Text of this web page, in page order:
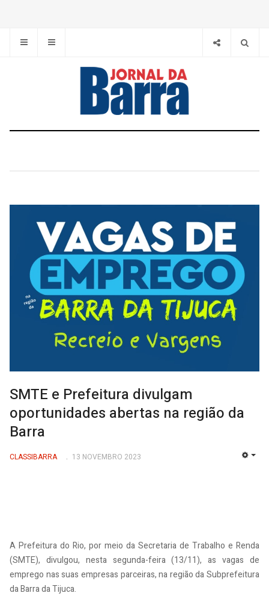
SMTE e Prefeitura divulgam
oportunidades abertas na região da
Barra
CLASSIBARRA 13 NOVEMBRO 2023
A Prefeitura do Rio, por meio da Secretaria de Trabalho e Renda
(SMTE), divulgou, nesta segunda-feira (13/11), as vagas de
emprego nas suas empresas parceiras, na região da Subprefeitura
da Barra da Tijuca.